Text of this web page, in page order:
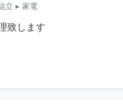
立 ▸ 家電
致します